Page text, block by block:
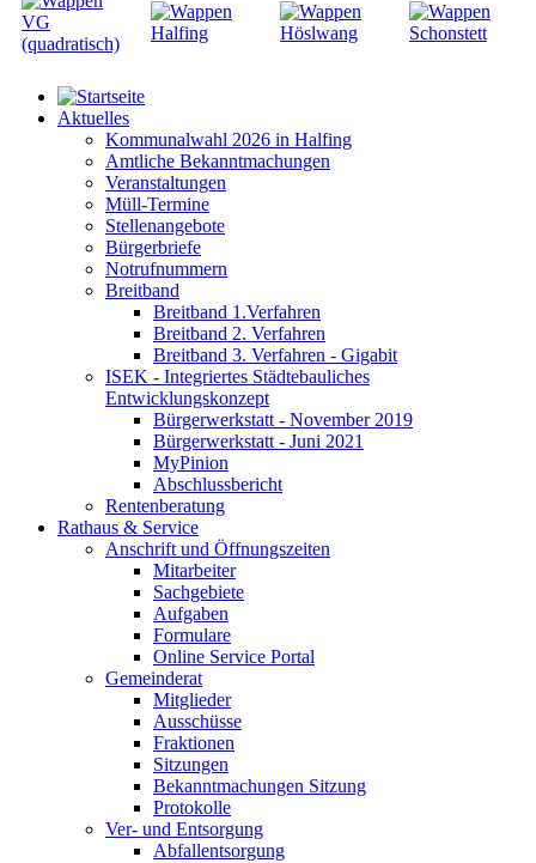
Aktuelles
Kommunalwahl 2026 in Halfing
Amtliche Bekanntmachungen
Veranstaltungen
Müll-Termine
Stellenangebote
Bürgerbriefe
Notrufnummern
Breitband
Breitband 1.Verfahren
Breitband 2. Verfahren
Breitband 3. Verfahren - Gigabit
ISEK - Integriertes Städtebauliches
Entwicklungskonzept
Bürgerwerkstatt - November 2019
Bürgerwerkstatt - Juni 2021
MyPinion
Abschlussbericht
Rentenberatung
Rathaus & Service
Anschrift und Öffnungszeiten
Mitarbeiter
Sachgebiete
Aufgaben
Formulare
Online Service Portal
Gemeinderat
Mitglieder
Ausschüsse
Fraktionen
Sitzungen
Bekanntmachungen Sitzung
Protokolle
Ver- und Entsorgung
Abfallentsorgung